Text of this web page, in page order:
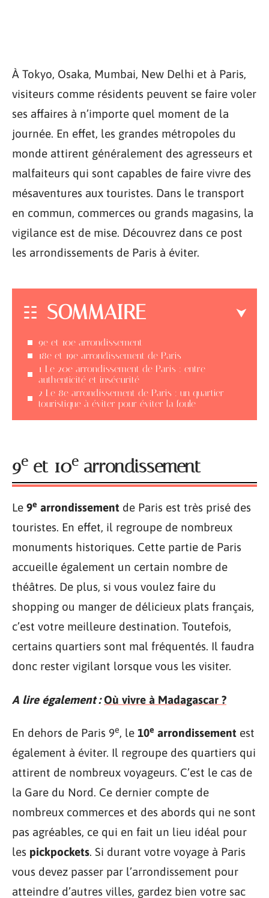
À Tokyo, Osaka, Mumbai, New Delhi et à Paris,
visiteurs comme résidents peuvent se faire voler
ses affaires à n’importe quel moment de la
journée. En effet, les grandes métropoles du
monde attirent généralement des agresseurs et
malfaiteurs qui sont capables de faire vivre des
mésaventures aux touristes. Dans le transport
en commun, commerces ou grands magasins, la
vigilance est de mise. Découvrez dans ce post
les arrondissements de Paris à éviter.
SOMMAIRE
9e et 10e arrondissement
18e et 19e arrondissement de Paris
1 Le 20e arrondissement de Paris : entre
authenticité et insécurité
2 Le 8e arrondissement de Paris : un quartier
touristique à éviter pour éviter la foule
9eet 10earrondissement
Le 9e arrondissement de Paris est très prisé des
touristes. En effet, il regroupe de nombreux
monuments historiques. Cette partie de Paris
accueille également un certain nombre de
théâtres. De plus, si vous voulez faire du
shopping ou manger de délicieux plats français,
c’est votre meilleure destination. Toutefois,
certains quartiers sont mal fréquentés. Il faudra
donc rester vigilant lorsque vous les visiter.
A lire également : Où vivre à Madagascar ?
En dehors de Paris 9e, le 10e arrondissement est
également à éviter. Il regroupe des quartiers qui
attirent de nombreux voyageurs. C’est le cas de
la Gare du Nord. Ce dernier compte de
nombreux commerces et des abords qui ne sont
pas agréables, ce qui en fait un lieu idéal pour
les pickpockets. Si durant votre voyage à Paris
vous devez passer par l’arrondissement pour
atteindre d’autres villes, gardez bien votre sac